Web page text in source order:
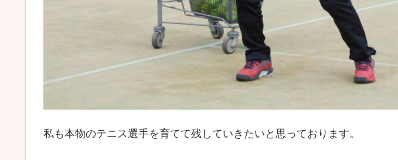
私も本物のテニス選手を育てて残していきたいと思っております。